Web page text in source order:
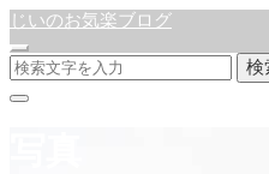
じいのお気楽ブログ
検